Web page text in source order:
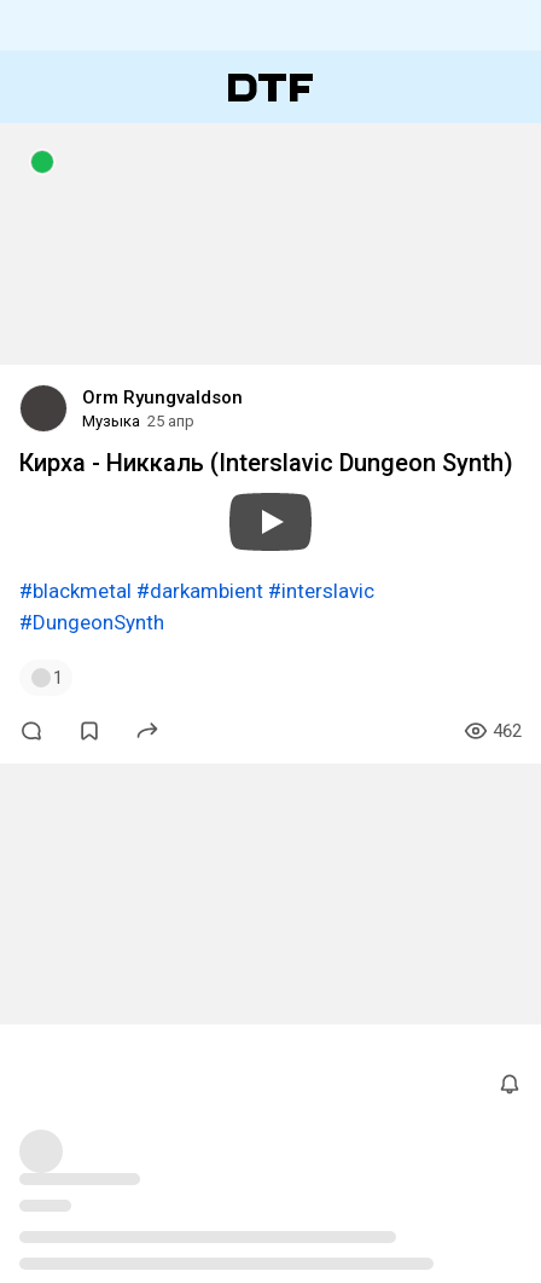
Orm Ryungvaldson
Музыка 25 апр
Кирха - Никкаль (Interslavic Dungeon Synth)
#blackmetal #darkambient #interslavic
#DungeonSynth
1
462